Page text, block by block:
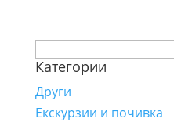
за:
Категории
Други
Екскурзии и почивка